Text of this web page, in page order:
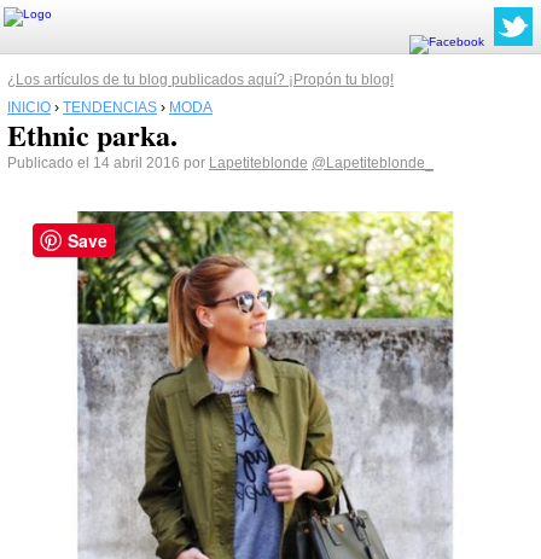
¿Los artículos de tu blog publicados aquí? ¡Propón tu blog!
INICIO › TENDENCIAS › MODA
Ethnic parka.
Publicado el 14 abril 2016 por Lapetiteblonde @Lapetiteblonde_
Save